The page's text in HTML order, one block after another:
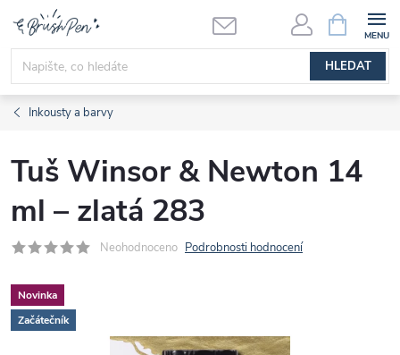
obsah
HLEDAT
NÁKUPNÍ
KOŠÍK
Inkousty a barvy
Tuš Winsor & Newton 14
ml – zlatá 283
Neohodnoceno Podrobnosti hodnocení
Novinka
Začátečník